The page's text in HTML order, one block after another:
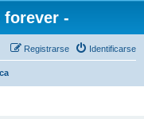
forever -
Identificarse
Registrarse